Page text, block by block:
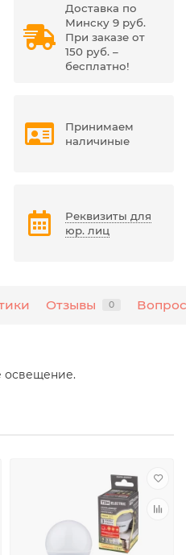
Доставка по
Минску 9 руб.
При заказе от
150 руб. –
бесплатно!
Принимаем
наличиные
Реквизиты для
юр. лиц
Отзывы 0
освещение.